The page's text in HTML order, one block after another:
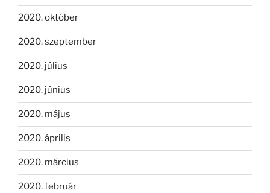
2020. október
2020. szeptember
2020. július
2020. június
2020. május
2020. április
2020. március
2020. február